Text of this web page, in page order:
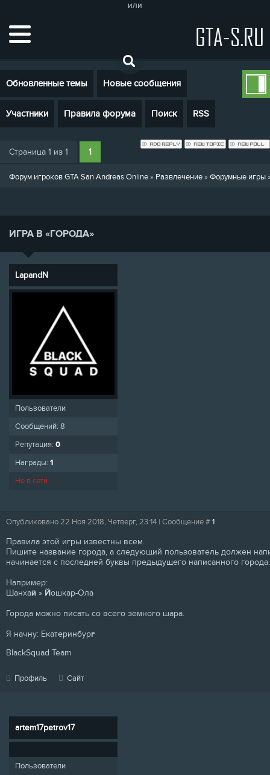
или
GTA-S.RU
Обновленные темы Новые сообщения
Участники Правила форума Поиск RSS
Страница 1 из 1 1
Форум игроков GTA San Andreas Online» Развлечение» Форумные игры
ИГРА В «ГОРОДА»
LapandN
Пользователи
Сообщений: 8
Репутация: 0
Награды: 1
Не в сети
Опубликовано 22 Ноя 2018, Четверг, 23:14 | Сообщение #1
Правила этой игры известны всем.
Пишите название города, а следующий пользователь должен
начинается с последней буквы предыдущего написанного города.
Например:
Шанхай » Йошкар-Ола
Города можно писать со всего земного шара.
Я начну: Екатеринбург
BlackSquad Team
Профиль Сайт
artem17petrov17
Пользователи